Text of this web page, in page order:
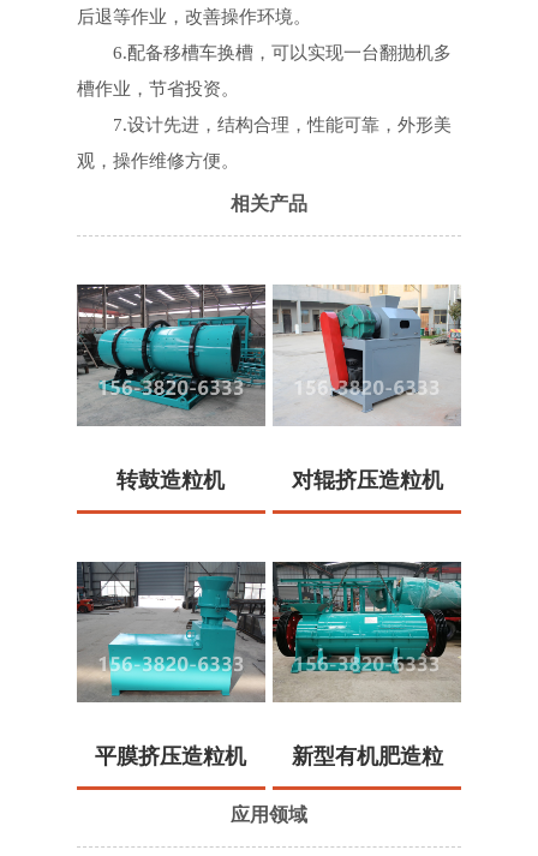
后退等作业，改善操作环境。
6.配备移槽车换槽，可以实现一台翻抛机多
槽作业，节省投资。
7.设计先进，结构合理，性能可靠，外形美
观，操作维修方便。
相关产品
转鼓造粒机 对辊挤压造粒机
平膜挤压造粒机
新型有机肥造粒
机
应用领域